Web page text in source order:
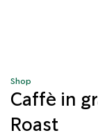
Shop
Caffè in
Roast